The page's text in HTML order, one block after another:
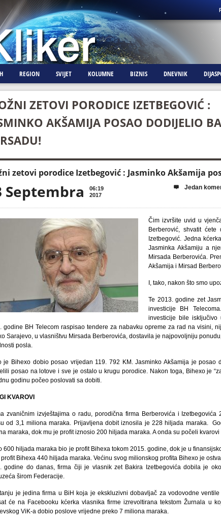
REGION SVIJET KOLUMNE BIZNIS DNEVNIK
ZETOVI PORODICE IZETBEGOVIĆ :
AKŠAMIJA POSAO DODIJELIO
zetovi porodice Izetbegović : Jasminko Akšamija
Septembra
06:19
2017
 Jedan
Čim izvršite uvid u
Berberović, shvatit
Izetbegović. Jedna
Jasminka Akšamiju a
Mirsada Berberovića.
Akšamija i Mirsad
I, tako, nakon što smo
Te 2013. godine zet
investicije BH
investicije bile
godine BH Telecom raspisao tendere za nabavku opreme za rad na visini,
Sarajevo, u vlasništvu Mirsada Berberovića, dostavila je najpovoljniju
posla.
je Bihexo dobio posao vrijedan 119. 792 KM. Jasminko Akšamija je posao
posao na lotove i sve je ostalo u krugu porodice. Nakon toga, Bihexo je
godinu počeo poslovati sa dobiti.
KVAROVI
zvaničnim izvještajima o radu, porodična firma Berberovića i
od 3,1 miliona maraka. Prijavljena dobit iznosila je 228 hiljada maraka.
maraka, dok mu je profit iznosio 200 hiljada maraka. A onda su počeli
600 hiljada maraka bio je profit Bihexa tokom 2015. godine, dok je u
Bihexa 440 hiljada maraka. Većinu svog milionskog profita Bihexo je
godine do danas, firma čiji je vlasnik zet Bakira Izetbegovića dobila je
širom Federacije.
je jedina firma u BiH koja je ekskluzivni dobavljač za vodovodne
će na Facebooku kćerka vlasnika firme izrevoltirana tekstom Žurnala u
ViK-a dobio poslove vrijedne preko 7 miliona maraka.